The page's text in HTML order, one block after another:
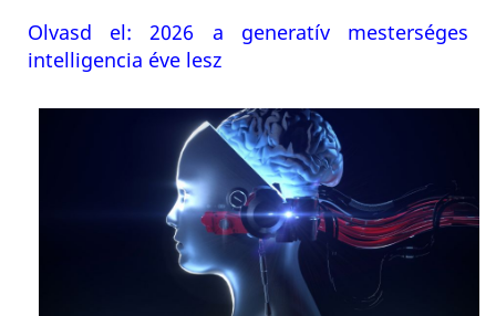
Olvasd el: 2026 a generatív mesterséges
intelligencia éve lesz